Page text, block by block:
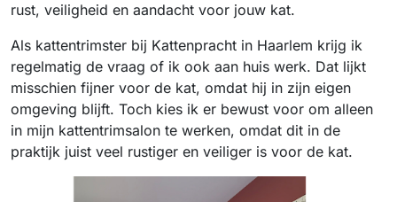
rust, veiligheid en aandacht voor jouw kat.
Als kattentrimster bij Kattenpracht in Haarlem krijg ik
regelmatig de vraag of ik ook aan huis werk. Dat lijkt
misschien fijner voor de kat, omdat hij in zijn eigen
omgeving blijft. Toch kies ik er bewust voor om alleen
in mijn kattentrimsalon te werken, omdat dit in de
praktijk juist veel rustiger en veiliger is voor de kat.